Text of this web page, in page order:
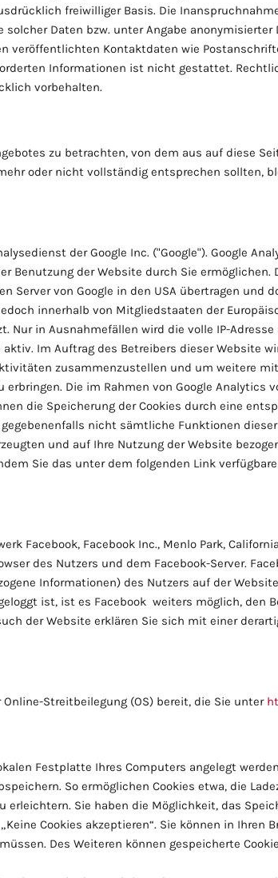
freiwilliger Basis. Die
Daten bzw. unter Angabe
veröffentlichten Kontaktdaten wie
Informationen ist nicht gestattet.
vorbehalten.
zu betrachten, von dem aus auf diese
oder nicht vollständig entsprechen sollten,
der Google Inc. ("Google"). Google
Benutzung der Website durch Sie
Server von Google in den USA übertragen
innerhalb von Mitgliedstaaten der
Nur in Ausnahmefällen wird die volle IP-
Im Auftrag des Betreibers dieser Website
zusammenzustellen und um weitere
Die im Rahmen von Google
die Speicherung der Cookies durch eine
nicht sämtliche Funktionen
und auf Ihre Nutzung der Website
Sie das unter dem folgenden Link
Facebook, Facebook Inc., Menlo Park,
des Nutzers und dem Facebook-Server.
Informationen) des Nutzers auf der
ist, ist es Facebook weiters möglich, den
der Website erklären Sie sich mit einer
Streitbeilegung (OS) bereit, die Sie unter
Festplatte Ihres Computers angelegt
So ermöglichen Cookies etwa, die
erleichtern. Sie haben die Möglichkeit, das
Cookies akzeptieren“. Sie können in Ihren
Des Weiteren können gespeicherte